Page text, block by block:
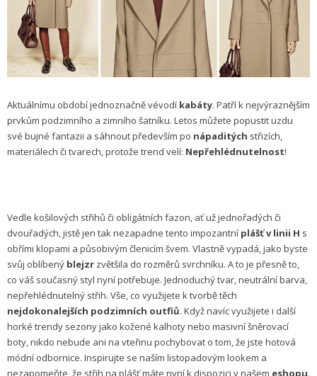
Aktuálnímu období jednoznačně vévodí kabáty. Patří k nejvýraznějším
prvkům podzimního a zimního šatníku. Letos můžete popustit uzdu
své bujné fantazii a sáhnout především po nápaditých střizích,
materiálech či tvarech, protože trend velí: Nepřehlédnutelnost!
Vedle košilových střihů či obligátních fazon, ať už jednořadých či
dvouřadých, jistě jen tak nezapadne tento impozantní plášť v linii H s
obřími klopami a působivým členicím švem. Vlastně vypadá, jako byste
svůj oblíbený blejzr zvětšila do rozměrů svrchníku. A to je přesně to,
co váš současný styl nyní potřebuje. Jednoduchý tvar, neutrální barva,
nepřehlédnutelný střih. Vše, co využijete k tvorbě těch
nejdokonalejších podzimních outfiů. Když navíc využijete i další
horké trendy sezony jako kožené kalhoty nebo masivní šněrovací
boty, nikdo nebude ani na vteřinu pochybovat o tom, že jste hotová
módní odbornice. Inspirujte se naším listopadovým lookem a
nezapomeňte, že střih na plášť máte nyní k dispozici v našem eshopu.